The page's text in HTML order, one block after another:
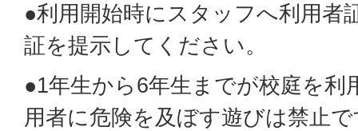
●利用開始時にスタッフへ利用者
証を提示してください。
●1年生から6年生までが校庭を利
用者に危険を及ぼす遊びは禁止